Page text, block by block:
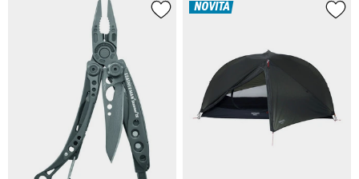
NOVITÀ